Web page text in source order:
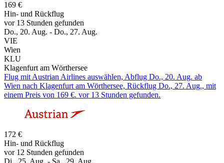
169 €
Hin- und Rückflug
vor 13 Stunden gefunden
Do., 20. Aug. - Do., 27. Aug.
VIE
Wien
KLU
Klagenfurt am Wörthersee
Flug mit Austrian Airlines auswählen, Abflug Do., 20. Aug. ab
Wien nach Klagenfurt am Wörthersee, Rückflug Do., 27. Aug., mit
einem Preis von 169 €. vor 13 Stunden gefunden.
172 €
Hin- und Rückflug
vor 12 Stunden gefunden